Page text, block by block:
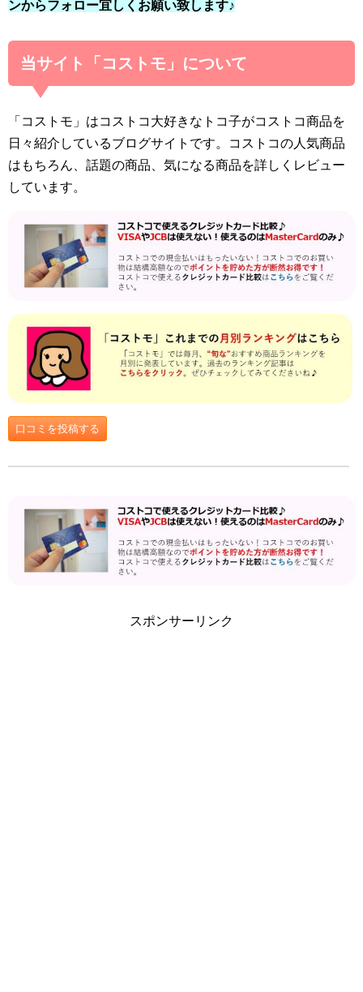
ンからフォロー宜しくお願い致します♪
当サイト「コストモ」について
「コストモ」はコストコ大好きなトコ子がコストコ商品を
日々紹介しているブログサイトです。コストコの人気商品
はもちろん、話題の商品、気になる商品を詳しくレビュー
しています。
口コミを投稿する
スポンサーリンク